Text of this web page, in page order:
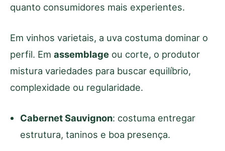
quanto consumidores mais experientes.
Em vinhos varietais, a uva costuma dominar o
perfil. Em assemblage ou corte, o produtor
mistura variedades para buscar equilíbrio,
complexidade ou regularidade.
Cabernet Sauvignon: costuma entregar
estrutura, taninos e boa presença.